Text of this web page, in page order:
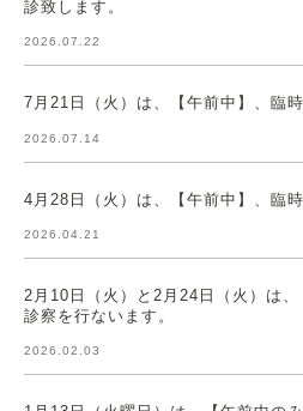
診致します。
2026.07.22
7月21日（火）は、【午前中】、臨
2026.07.14
4月28日（火）は、【午前中】、臨
2026.04.21
2月10日（火）と2月24日（火）は
診察を行ないます。
2026.02.03